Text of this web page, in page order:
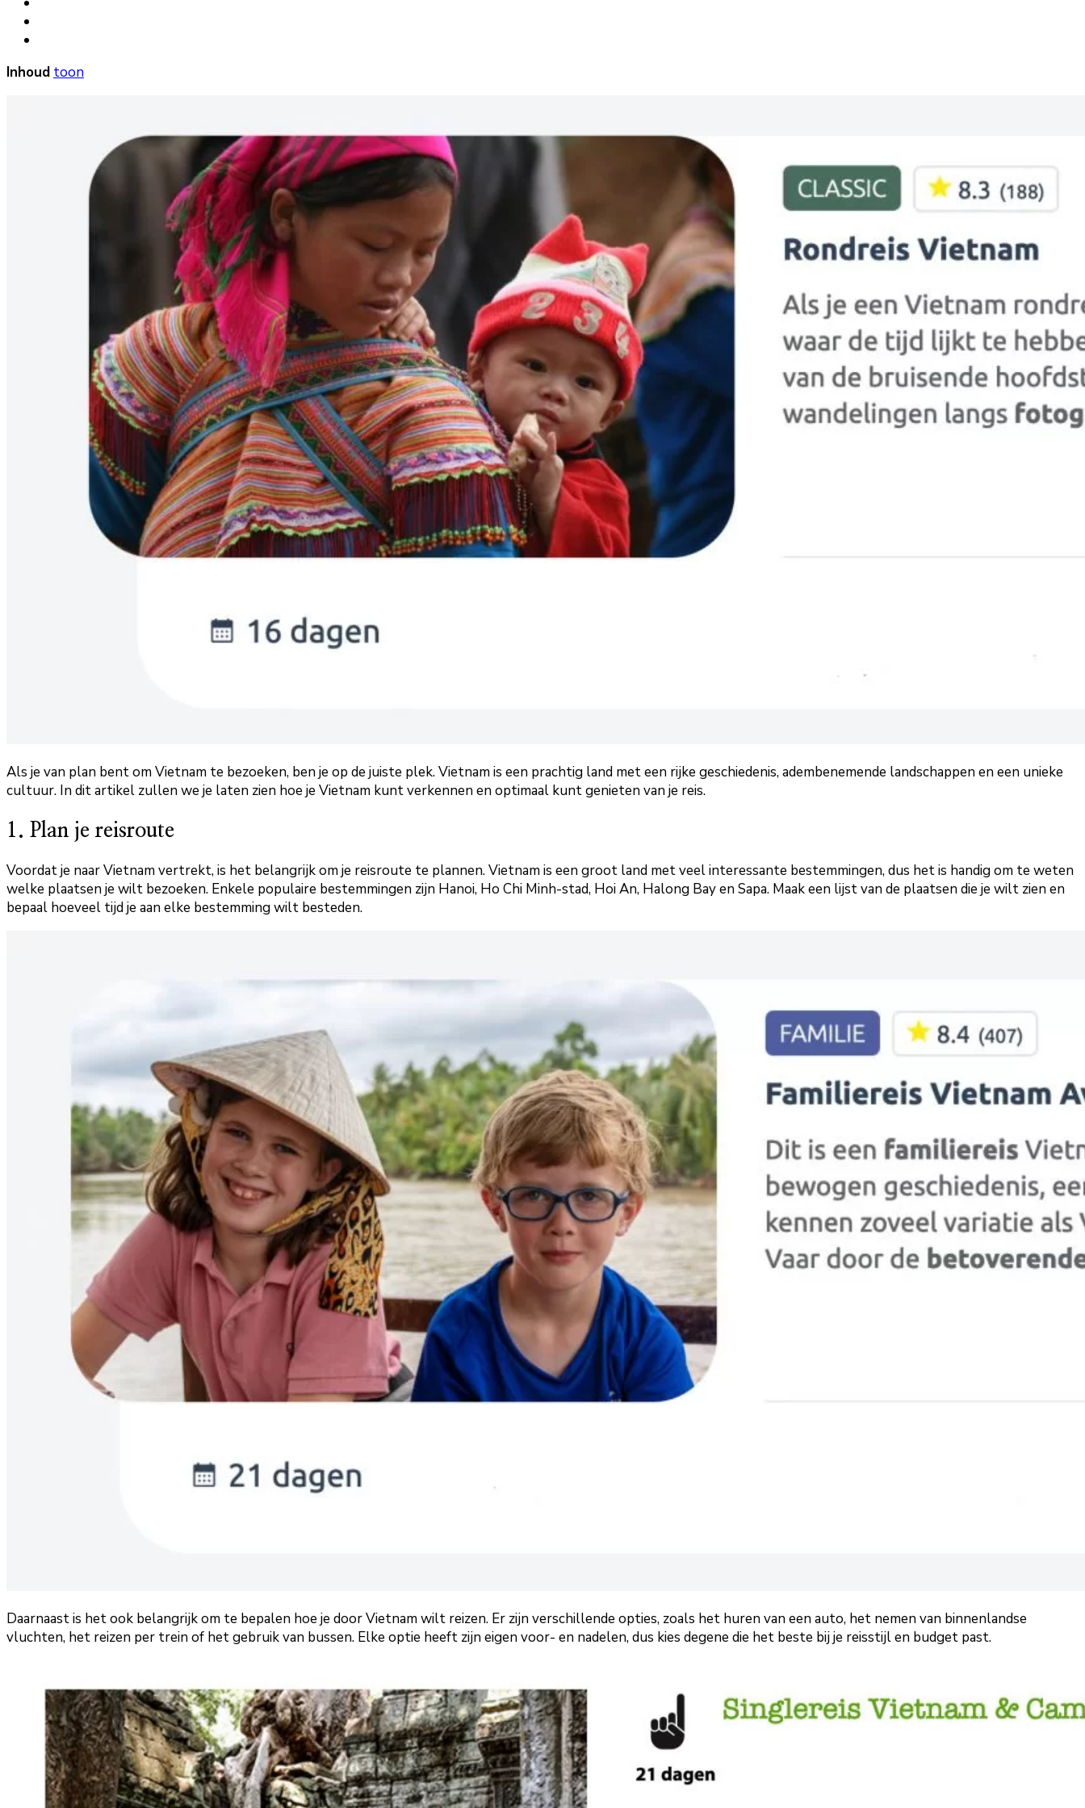
Inhoud toon
Als je van plan bent om Vietnam te bezoeken, ben je op de juiste plek. Vietnam is een prachtig land met een rijke geschiedenis, adembenemende landschappen en een unieke
cultuur. In dit artikel zullen we je laten zien hoe je Vietnam kunt verkennen en optimaal kunt genieten van je reis.
1. Plan je reisroute
Voordat je naar Vietnam vertrekt, is het belangrijk om je reisroute te plannen. Vietnam is een groot land met veel interessante bestemmingen, dus het is handig om te weten
welke plaatsen je wilt bezoeken. Enkele populaire bestemmingen zijn Hanoi, Ho Chi Minh-stad, Hoi An, Halong Bay en Sapa. Maak een lijst van de plaatsen die je wilt zien en
bepaal hoeveel tijd je aan elke bestemming wilt besteden.
Daarnaast is het ook belangrijk om te bepalen hoe je door Vietnam wilt reizen. Er zijn verschillende opties, zoals het huren van een auto, het nemen van binnenlandse
vluchten, het reizen per trein of het gebruik van bussen. Elke optie heeft zijn eigen voor- en nadelen, dus kies degene die het beste bij je reisstijl en budget past.